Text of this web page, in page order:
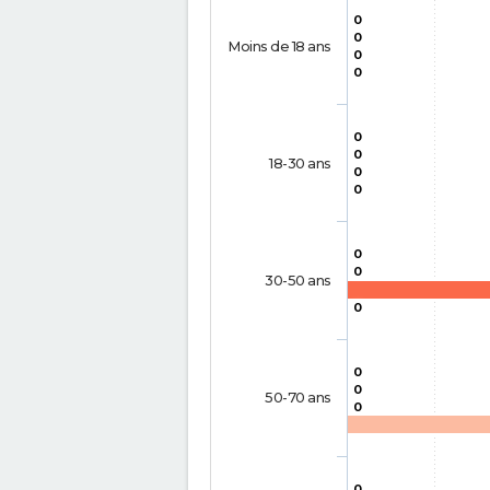
0
0
0
0
0
0
0
0
0
0
0
0
0
0
Moins de 18 ans
18-30 ans
30-50 ans
50-70 ans